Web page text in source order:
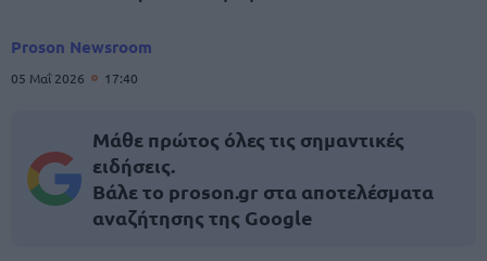
Proson Newsroom
05 Μαΐ 2026 17:40
Μάθε πρώτος όλες τις σημαντικές
ειδήσεις.
Βάλε το proson.gr στα αποτελέσματα
αναζήτησης της Google